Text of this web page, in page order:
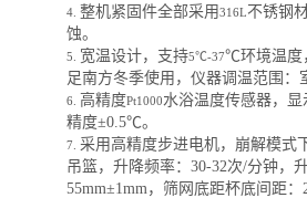
4.整机紧固件全部采用316L不锈钢
蚀。
5. 宽温设计，支持5℃-37℃环境温度
足南方冬季使用 ，仪器调温范围：
6. 高精度Pt1000水浴温度传感器，显
精度±0.5℃。
7.采用 高精度步进电机， 崩解模式
吊篮，升降频率：30-32次/分钟，
55mm±1mm，筛网底距杯底间距：